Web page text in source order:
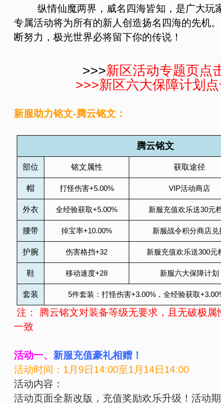
纵情仙魔两界，威名四海皆知，是广大玩
专属活动将为所有的新人创造扬名四海的先机
断努力，极光世界必将留下你的传说！
>>>新区活动专题页点
>>>新区六大保障计划
新服助力铭文-腾云铭文：
腾云铭文
部位 铭文属性 获取途径
帽 打怪伤害+5.00% VIP活动商店
外衣 全经验获取+5.00% 新服充值欢乐送30元
腰带 掉宝率+10.00% 新服战令积分商店兑
护腕 伤害格挡+32 新服充值欢乐送300元
鞋 移动速度+28 新服六大保障计划
套装 5件套装：打怪伤害+3.00%，全经验获取
注：
腾云铭文对装备等级无要求，且无破极
一致
活动一、 新服充值豪礼相赠！
活动时间：1月9日14:00至1月14日14:00
活动内容：
活动页面全新改版，充值奖励欢乐升级！活动